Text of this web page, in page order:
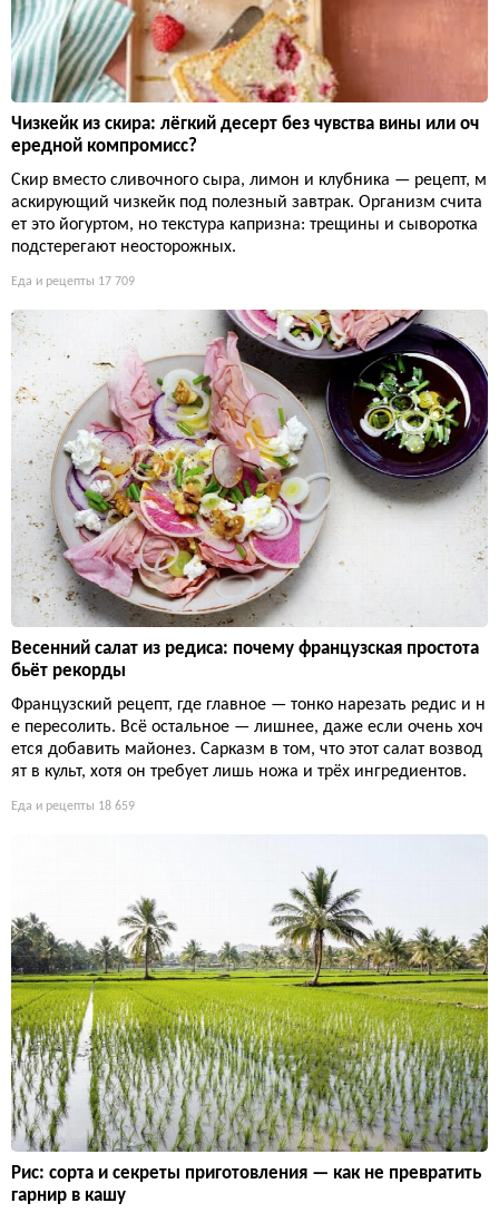
Чизкейк из скира: лёгкий десерт без чувства вины или оч
ередной компромисс?
Скир вместо сливочного сыра, лимон и клубника — рецепт, м
аскирующий чизкейк под полезный завтрак. Организм счита
ет это йогуртом, но текстура капризна: трещины и сыворотка
подстерегают неосторожных.
Еда и рецепты 17 709
Весенний салат из редиса: почему французская простота
бьёт рекорды
Французский рецепт, где главное — тонко нарезать редис и н
е пересолить. Всё остальное — лишнее, даже если очень хоч
ется добавить майонез. Сарказм в том, что этот салат возвод
ят в культ, хотя он требует лишь ножа и трёх ингредиентов.
Еда и рецепты 18 659
Рис: сорта и секреты приготовления — как не превратить
гарнир в кашу